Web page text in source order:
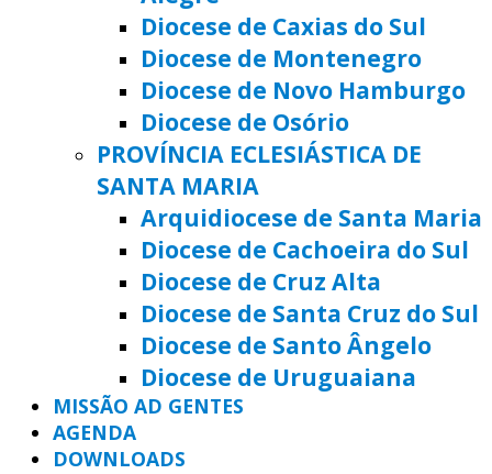
Diocese de Caxias do Sul
Diocese de Montenegro
Diocese de Novo Hamburgo
Diocese de Osório
PROVÍNCIA ECLESIÁSTICA DE
SANTA MARIA
Arquidiocese de Santa Maria
Diocese de Cachoeira do Sul
Diocese de Cruz Alta
Diocese de Santa Cruz do Sul
Diocese de Santo Ângelo
Diocese de Uruguaiana
MISSÃO AD GENTES
AGENDA
DOWNLOADS